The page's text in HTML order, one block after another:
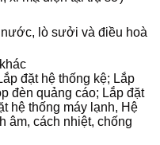
nước, lò sưởi và điều hoà
đặt hệ thống kệ; Lắp
đèn quảng cáo; Lắp đặt
hệ thống máy lạnh, Hệ
âm, cách nhiệt, chống